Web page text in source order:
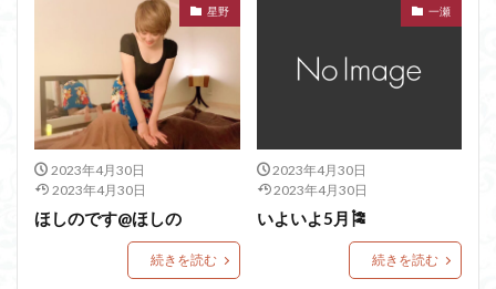
星野
2023年4月30日
2023年4月30日
ほしのです@ほしの
続きを読む
一瀬
2023年4月30日
2023年4月30日
いよいよ5月🎏
続きを読む